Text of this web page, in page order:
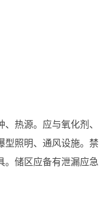
热源。应与氧化剂、
型照明、通风设施。禁
。储区应备有泄漏应急